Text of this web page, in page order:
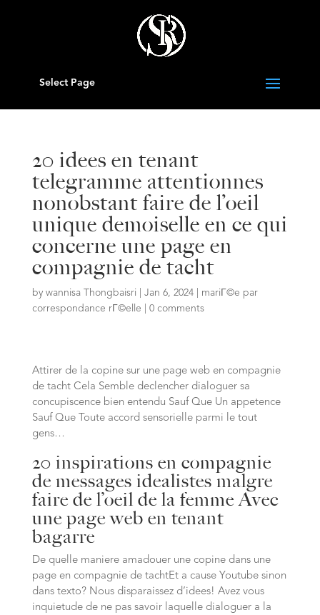
Select Page
20 idees en tenant
telegramme attentionnes
nonobstant faire de l’oeil
unique demoiselle en ce qui
concerne une page en
compagnie de tacht
by wannisa Thongbaisri Jan 6, 2024| mariГ©e par
correspondance rГ©elle
0 comments
Attirer de la copine sur une page web en compagnie
de tacht Cela Semble declencher dialoguer sa
concupiscence bien entendu Sauf Que Un appetence
Sauf Que Toute accord sensorielle parmi le tout
gens…
20 inspirations en compagnie
de messages idealistes malgre
faire de l’oeil de la femme Avec
une page web en tenant
bagarre
De quelle maniere amadouer une copine dans une
page en compagnie de tachtEt a cause Youtube sinon
dans texto? Nous disparaissez d’idees! Avez vous
inquietude de ne pas savoir laquelle dialoguer a la